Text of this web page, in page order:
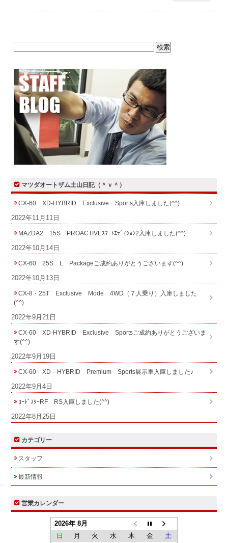
マツダオートザム土山日記（＾ｖ＾）
CX-60 XD-HYBRID Exclusive Sports入庫しました(^^)
2022年11月11日
MAZDA2 15S PROACTIVEｽﾏｰﾄｴﾃﾞｨｼｮﾝ2入庫しました(^^)
2022年10月14日
CX-60 25S L Packageご成約ありがとうございます(^^)
2022年10月13日
CX-8・25T Exclusive Mode 4WD（７人乗り）入庫しました
(^^)
2022年9月21日
CX-60 XD-HYBRID Exclusive Sportsご成約ありがとうございま
す(^^)
2022年9月19日
CX-60 XD－HYBRID Premium Sports展示車入庫しました♪
2022年9月4日
ﾛｰﾄﾞｽﾀｰRF RS入庫しました(^^)
2022年8月25日
カテゴリー
スタッフ
最新情報
営業カレンダー
2026年 8月
日
月 火 水 木 金
土